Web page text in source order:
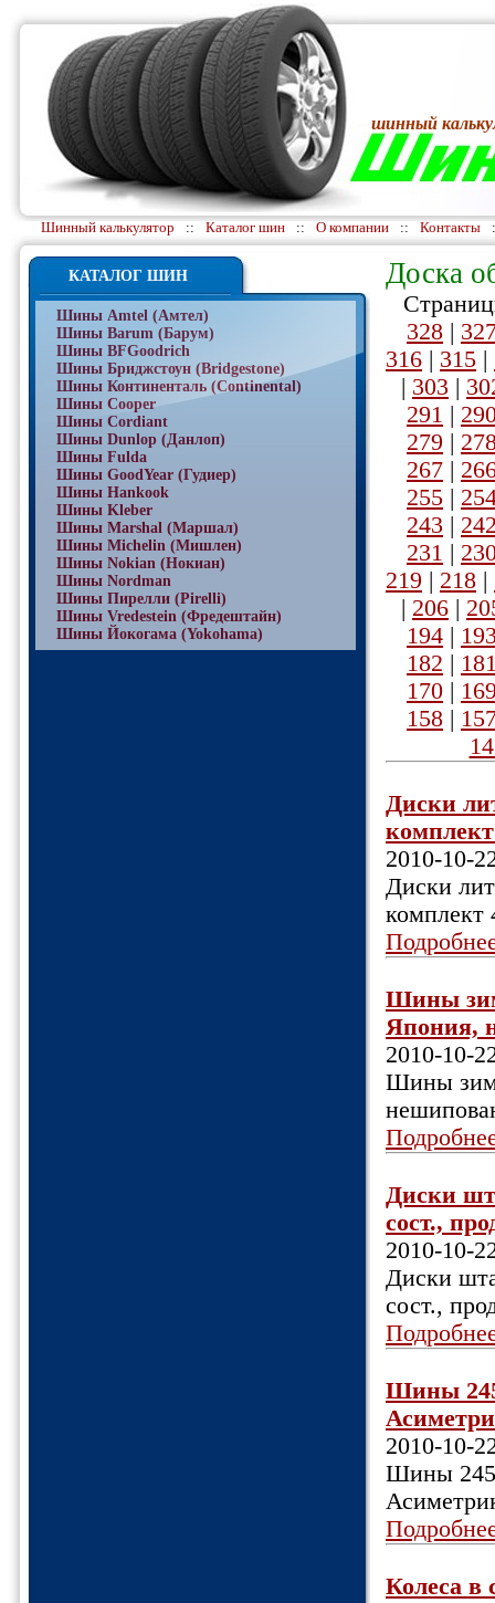
шинный
Шинный калькулятор :: Каталог шин :: О компании :: Контакты
КАТАЛОГ ШИН
Шины Amtel (Амтел)
Шины Barum (Барум)
Шины BFGoodrich
Шины Бриджстоун (Bridgestone)
Шины Континенталь (Continental)
Шины Cooper
Шины Cordiant
Шины Dunlop (Данлоп)
Шины Fulda
Шины GoodYear (Гудиер)
Шины Hankook
Шины Kleber
Шины Marshal (Маршал)
Шины Michelin (Мишлен)
Шины Nokian (Нокиан)
Шины Nordman
Шины Пирелли (Pirelli)
Шины Vredestein (Фредештайн)
Шины Йокогама (Yokohama)
Доска
328 |
316 | 315 |
| 303 |
291 |
279 |
267 |
255 |
243 |
231 |
219 | 218 |
| 206 |
194 |
182 |
170 |
158 |
Диски
2010-10-
Диски
комплект
Шины
Япония,
2010-10-
Шины
Диски
сост.,
2010-10-
Диски
сост.,
Шины
2010-10-
Шины
Колеса в